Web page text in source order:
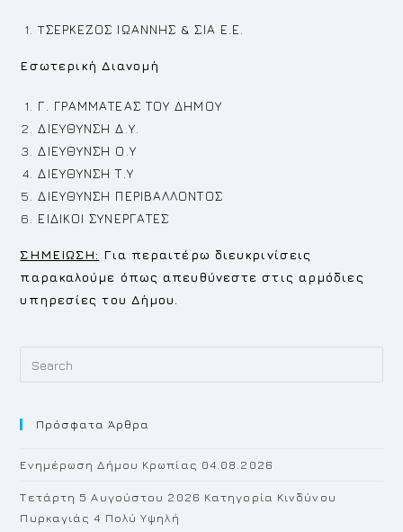
TΣΕΡΚΕΖΟΣ ΙΩΑΝΝΗΣ & ΣΙΑ Ε.Ε.
Εσωτερική Διανομή
Γ. ΓΡΑΜΜΑΤΕΑΣ ΤΟΥ ΔΗΜΟΥ
ΔΙΕΥΘΥΝΣΗ Δ.Υ.
ΔΙΕΥΘΥΝΣΗ Ο.Υ
ΔΙΕΥΘΥΝΣΗ Τ.Υ
ΔΙΕΥΘΥΝΣΗ ΠΕΡΙΒΑΛΛΟΝΤΟΣ
ΕΙΔΙΚΟΙ ΣΥΝΕΡΓΑΤΕΣ
ΣΗΜΕΙΩΣΗ: Για περαιτέρω διευκρινίσεις
παρακαλούμε όπως απευθύνεστε στις αρμόδιες
υπηρεσίες του Δήμου.
Πρόσφατα Άρθρα
Ενημέρωση Δήμου Κρωπίας 04.08.2026
Τετάρτη 5 Αυγούστου 2026 Κατηγορία Κινδύνου
Πυρκαγιάς 4 Πολύ Υψηλή